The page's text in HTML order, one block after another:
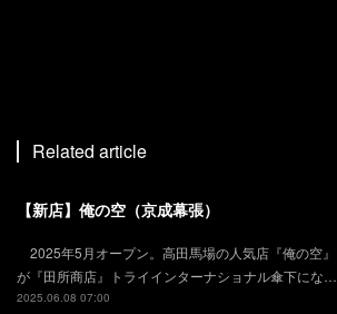
Related article
【新店】俺の空（京成幕張）
2025年5月オープン。高田馬場の人気店『俺の空』
が『田所商店』トライインターナショナル傘下にな…
2025.06.08 07:00